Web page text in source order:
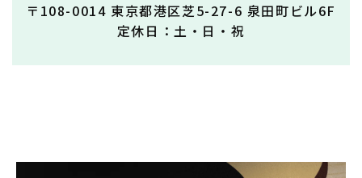
〒108-0014 東京都港区芝5-27-6 泉田町ビル6F
定休日：土・日・祝